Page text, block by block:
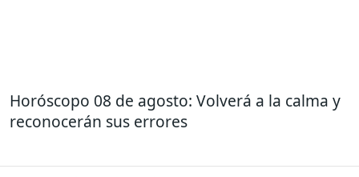
Horóscopo 08 de agosto: Volverá a la calma y
reconocerán sus errores